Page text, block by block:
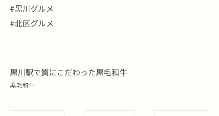
#黒川グルメ
#北区グルメ
黒川駅で質にこだわった黒毛和牛
黒毛和牛